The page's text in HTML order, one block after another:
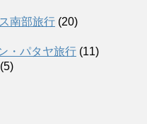
南部旅行 (20)
・パタヤ旅行 (11)
(5)